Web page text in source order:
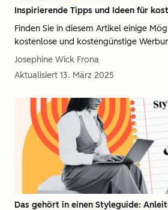
Inspirierende Tipps und Ideen für
Finden Sie in diesem Artikel einige
kostenlose und kostengünstige
Josephine Wick Frona
Aktualisiert 13. März 2025
Das gehört in einen Styleguide: